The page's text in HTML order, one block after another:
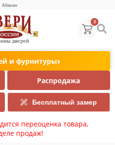
Абакан
0
и фурнитуры
Распродажа
Бесплатный замер
переоценка товара,
продаж!